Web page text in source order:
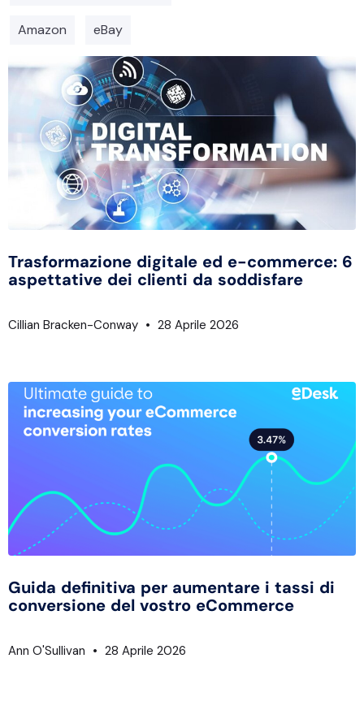
Amazon eBay
Trasformazione digitale ed e-commerce: 6
aspettative dei clienti da soddisfare
Cillian Bracken-Conway 28 Aprile 2026
Guida definitiva per aumentare i tassi di
conversione del vostro eCommerce
Ann O'Sullivan 28 Aprile 2026